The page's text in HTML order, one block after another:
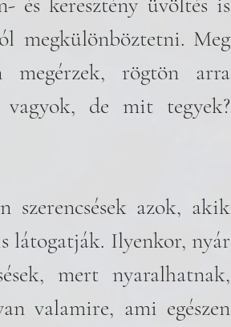
megkülönböztetni. Meg
rögtön arra
vagyok, de mit tegyek?
szerencsések azok, akik
látogatják. Ilyenkor, nyár
mert nyaralhatnak,
valamire, ami egészen